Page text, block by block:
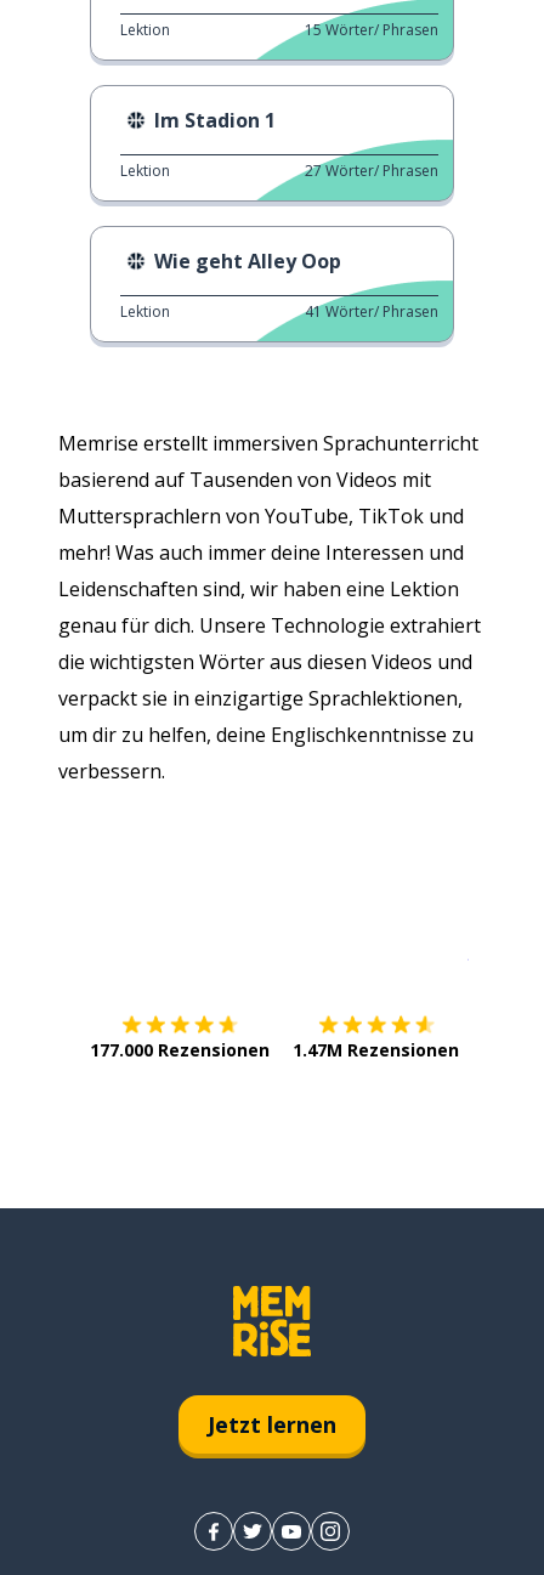
Memrise erstellt immersiven Sprachunterricht
basierend auf Tausenden von Videos mit
Muttersprachlern von YouTube, TikTok und
mehr! Was auch immer deine Interessen und
Leidenschaften sind, wir haben eine Lektion
genau für dich. Unsere Technologie extrahiert
die wichtigsten Wörter aus diesen Videos und
verpackt sie in einzigartige Sprachlektionen,
um dir zu helfen, deine Englischkenntnisse zu
verbessern.
Lektion 15Wörter/ Phrasen
Im Stadion 1
Lektion 27Wörter/ Phrasen
Wie geht Alley Oop
Lektion 41Wörter/ Phrasen
177.000 Rezensionen 1.47M Rezensionen
Jetzt lernen